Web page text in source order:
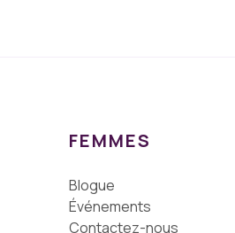
FEMMES
Blogue
Événements
Contactez-nous